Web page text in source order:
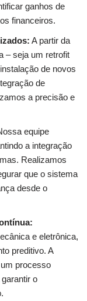
ganhos de
financeiros.
A partir da
– seja um retrofit
de novos
de
a precisão e
equipe
a integração
Realizamos
que o sistema
desde o
e eletrônica,
preditivo. A
processo
o